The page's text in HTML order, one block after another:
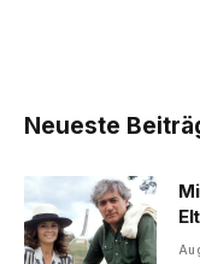
Neueste